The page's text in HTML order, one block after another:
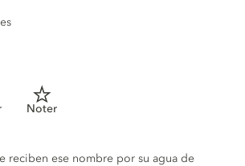
Noter
reciben ese nombre por su agua de